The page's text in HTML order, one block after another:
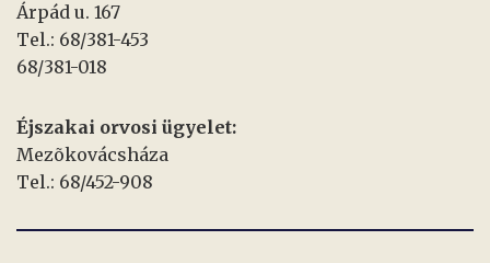
Árpád u. 167
Tel.: 68/381-453
68/381-018
Éjszakai orvosi ügyelet:
Mezõkovácsháza
Tel.: 68/452-908